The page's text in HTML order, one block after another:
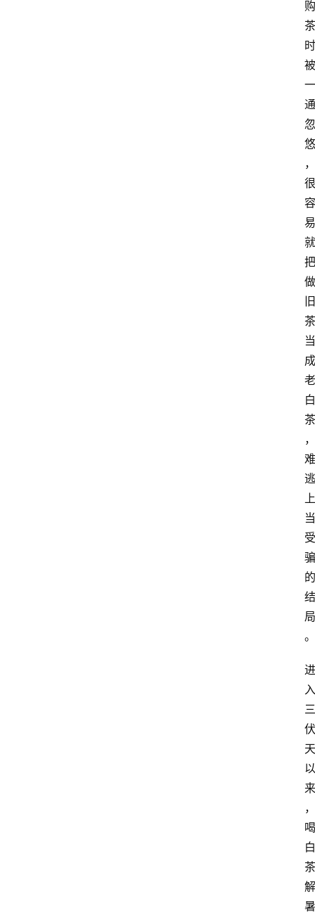
购
茶
时
被
一
通
忽
悠
，
很
容
易
就
把
做
旧
茶
当
成
老
白
茶
，
难
逃
上
当
受
骗
的
结
局
。
进
入
三
伏
天
以
来
，
喝
白
茶
解
暑